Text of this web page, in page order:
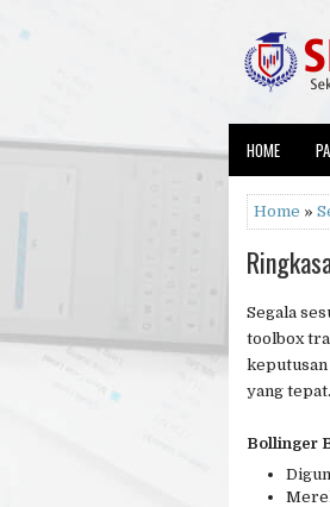
HOME
Home »
Segala
toolbox
keputusan
yang tepat.
Bollinger